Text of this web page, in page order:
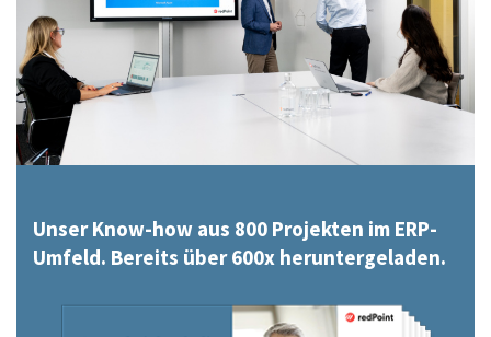
Unser Know-how aus 800 Projekten im ERP-
Umfeld. Bereits über 600x heruntergeladen.